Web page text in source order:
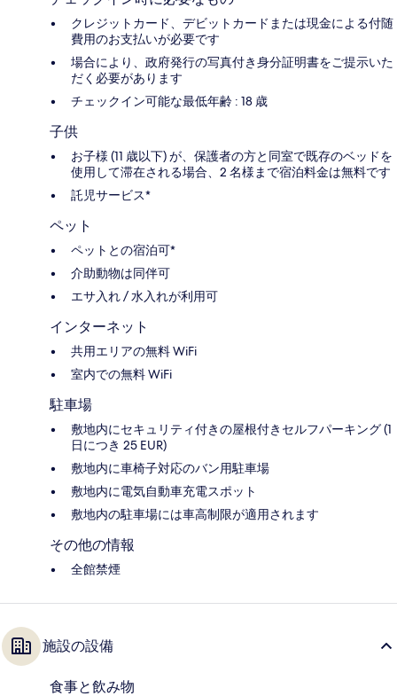
クレジットカード、デビットカードまたは現金による付随
費用のお支払いが必要です
場合により、政府発行の写真付き身分証明書をご提示いた
だく必要があります
チェックイン可能な最低年齢 : 18 歳
子供
お子様 (11 歳以下) が、保護者の方と同室で既存のベッドを
使用して滞在される場合、2 名様まで宿泊料金は無料です
託児サービス*
ペット
ペットとの宿泊可*
介助動物は同伴可
エサ入れ / 水入れが利用可
インターネット
共用エリアの無料 WiFi
室内での無料 WiFi
駐車場
敷地内にセキュリティ付きの屋根付きセルフパーキング (1
日につき 25 EUR)
敷地内に車椅子対応のバン用駐車場
敷地内に電気自動車充電スポット
敷地内の駐車場には車高制限が適用されます
その他の情報
全館禁煙
施設の設備
食事と飲み物